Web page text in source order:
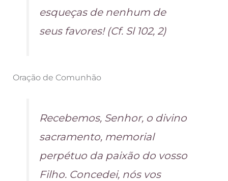
esqueças de nenhum de
seus favores! (Cf. Sl 102, 2)
Oração de Comunhão
Recebemos, Senhor, o divino
sacramento, memorial
perpétuo da paixão do vosso
Filho. Concedei, nós vos